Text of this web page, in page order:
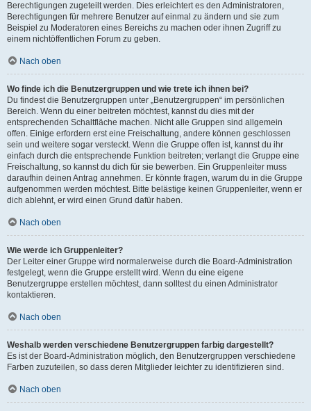
Berechtigungen zugeteilt werden. Dies erleichtert es den Administratoren,
Berechtigungen für mehrere Benutzer auf einmal zu ändern und sie zum
Beispiel zu Moderatoren eines Bereichs zu machen oder ihnen Zugriff zu
einem nichtöffentlichen Forum zu geben.
Nach oben
Wo finde ich die Benutzergruppen und wie trete ich ihnen bei?
Du findest die Benutzergruppen unter „Benutzergruppen“ im persönlichen
Bereich. Wenn du einer beitreten möchtest, kannst du dies mit der
entsprechenden Schaltfläche machen. Nicht alle Gruppen sind allgemein
offen. Einige erfordern erst eine Freischaltung, andere können geschlossen
sein und weitere sogar versteckt. Wenn die Gruppe offen ist, kannst du ihr
einfach durch die entsprechende Funktion beitreten; verlangt die Gruppe eine
Freischaltung, so kannst du dich für sie bewerben. Ein Gruppenleiter muss
daraufhin deinen Antrag annehmen. Er könnte fragen, warum du in die Gruppe
aufgenommen werden möchtest. Bitte belästige keinen Gruppenleiter, wenn er
dich ablehnt, er wird einen Grund dafür haben.
Nach oben
Wie werde ich Gruppenleiter?
Der Leiter einer Gruppe wird normalerweise durch die Board-Administration
festgelegt, wenn die Gruppe erstellt wird. Wenn du eine eigene
Benutzergruppe erstellen möchtest, dann solltest du einen Administrator
kontaktieren.
Nach oben
Weshalb werden verschiedene Benutzergruppen farbig dargestellt?
Es ist der Board-Administration möglich, den Benutzergruppen verschiedene
Farben zuzuteilen, so dass deren Mitglieder leichter zu identifizieren sind.
Nach oben